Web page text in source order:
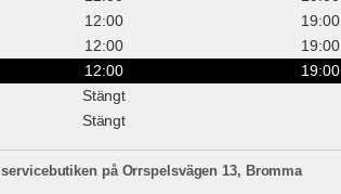
12:00
19:00
12:00
19:00
12:00
19:00
Stängt
Stängt
på Orrspelsvägen 13, Bromma